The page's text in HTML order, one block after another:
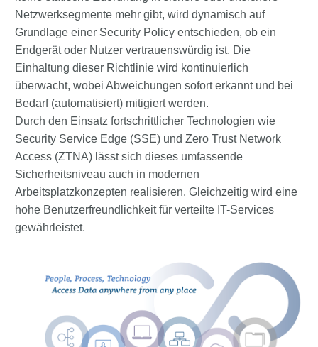
Netzwerksegmente mehr gibt, wird dynamisch auf
Grundlage einer Security Policy entschieden, ob ein
Endgerät oder Nutzer vertrauenswürdig ist. Die
Einhaltung dieser Richtlinie wird kontinuierlich
überwacht, wobei Abweichungen sofort erkannt und bei
Bedarf (automatisiert) mitigiert werden.
Durch den Einsatz fortschrittlicher Technologien wie
Security Service Edge (SSE) und Zero Trust Network
Access (ZTNA) lässt sich dieses umfassende
Sicherheitsniveau auch in modernen
Arbeitsplatzkonzepten realisieren. Gleichzeitig wird eine
hohe Benutzerfreundlichkeit für verteilte IT-Services
gewährleistet.